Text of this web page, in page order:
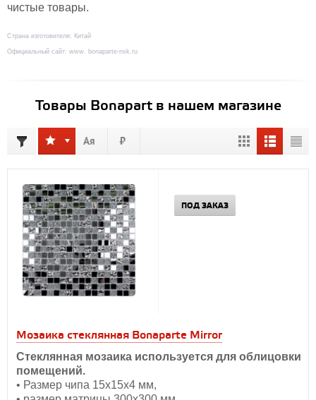
чистые товары.
Страна изготовителя: Китай
Официальный сайт: www. bonaparte-nsk.ru
Товары Bonapart в нашем магазине
Мозаика стеклянная Bonaparte Mirror
Стеклянная мозаика используется для облицовки
помещений.
• Размер чипа 15х15х4 мм,
ПОД ЗАКАЗ